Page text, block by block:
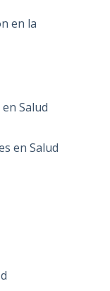
en la
Salud
en Salud